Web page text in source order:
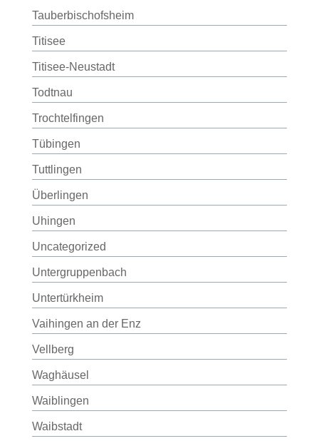
Tauberbischofsheim
Titisee
Titisee-Neustadt
Todtnau
Trochtelfingen
Tübingen
Tuttlingen
Überlingen
Uhingen
Uncategorized
Untergruppenbach
Untertürkheim
Vaihingen an der Enz
Vellberg
Waghäusel
Waiblingen
Waibstadt